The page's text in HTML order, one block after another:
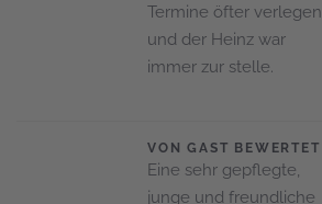
Termine öfter verlegen
und der Heinz war
immer zur stelle.
VON GAST BEWERTET
Eine sehr gepflegte,
junge und freundliche